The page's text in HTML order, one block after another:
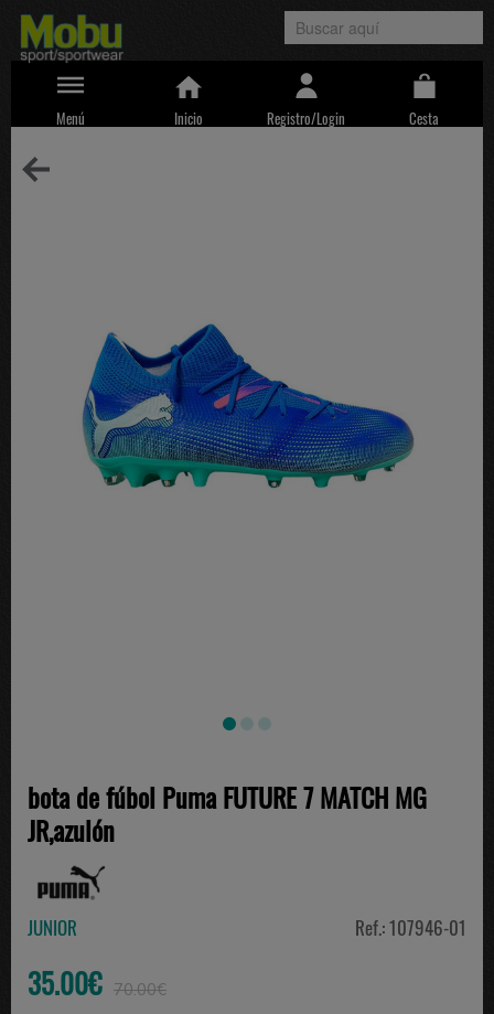
Menú Inicio Registro/Login Cesta
bota de fúbol Puma FUTURE 7 MATCH MG
JR,azulón
JUNIOR Ref.: 107946-01
35.00€ 70.00€